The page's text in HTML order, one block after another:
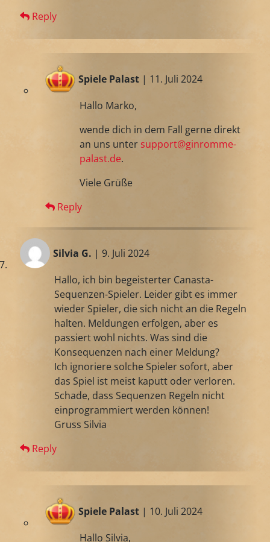
Reply
Spiele Palast | 11. Juli 2024
Hallo Marko,
wende dich in dem Fall gerne direkt
an uns unter support@ginromme-
palast.de.
Viele Grüße
Reply
Silvia G. | 9. Juli 2024
Hallo, ich bin begeisterter Canasta-
Sequenzen-Spieler. Leider gibt es immer
wieder Spieler, die sich nicht an die Regeln
halten. Meldungen erfolgen, aber es
passiert wohl nichts. Was sind die
Konsequenzen nach einer Meldung?
Ich ignoriere solche Spieler sofort, aber
das Spiel ist meist kaputt oder verloren.
Schade, dass Sequenzen Regeln nicht
einprogrammiert werden können!
Gruss Silvia
Reply
Spiele Palast | 10. Juli 2024
Hallo Silvia,